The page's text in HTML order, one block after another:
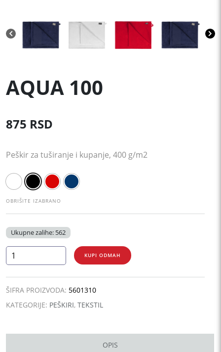
AQUA 100
875 RSD
Peškir za tuširanje i kupanje, 400 g/m2
OBRIŠITE IZABRANO
Ukupne zalihe: 562
AQUA
100
količina
KUPI ODMAH
ŠIFRA PROIZVODA: 5601310
KATEGORIJE: PEŠKIRI, TEKSTIL
OPIS